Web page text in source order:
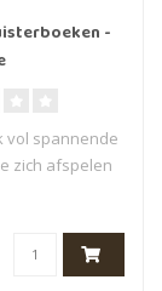
-
vol spannende
zich afspelen
van